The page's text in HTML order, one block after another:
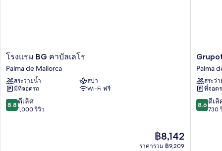
โรงแรม
BG
คา
บัล
เลโร
Palma
de
โรงแรม BG คาบัลเลโร
Palma de Mallorca
สระว่ายน้ำ
สปา
มีที่จอดรถ
Wi-Fi ฟรี
8.8
จาก
8.8 ดีเลิศ
1,000 รีวิว
ราคา
ปัจจุบัน
฿8,142
ราคารวม ฿9,209
Taurus
Park
Palma
de
Mallorca
Palma
สระว่
ที่จอด
8.6
จาก
8.6 ดีเลิ
730